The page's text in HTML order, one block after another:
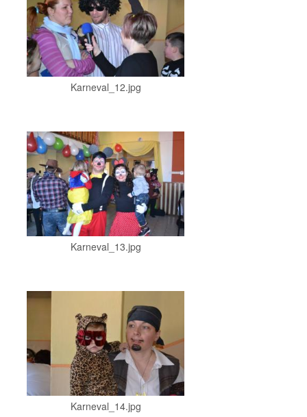
Karneval_12.jpg
Karneval_13.jpg
Karneval_14.jpg